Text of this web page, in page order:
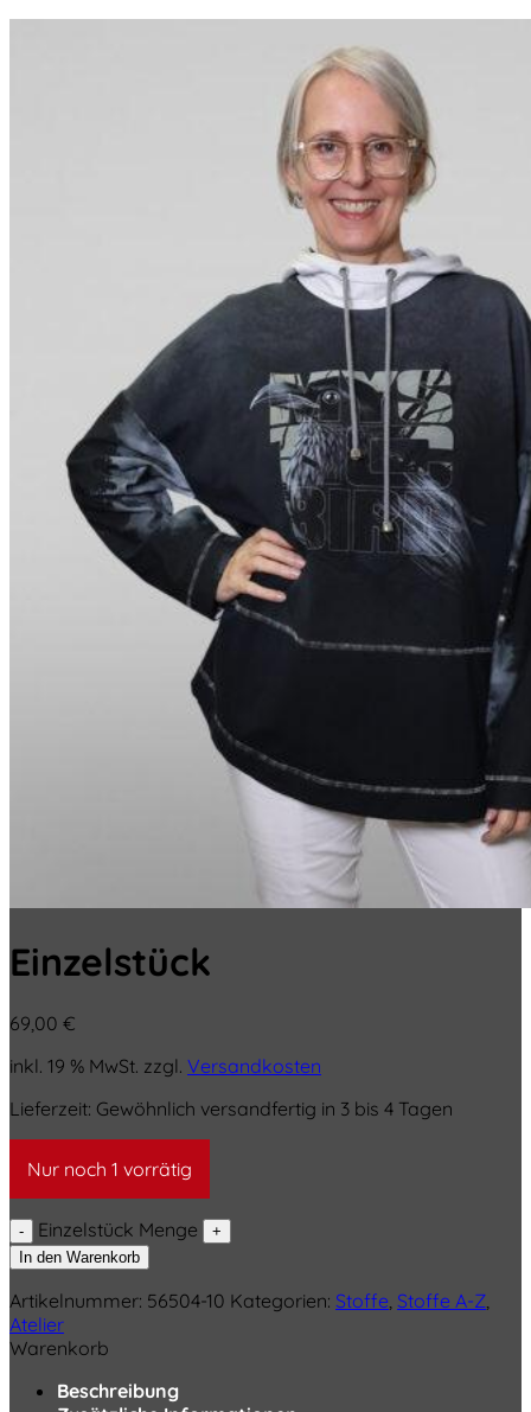
Einzelstück
69,00 €
inkl. 19 % MwSt. zzgl. Versandkosten
Lieferzeit: Gewöhnlich versandfertig in 3 bis 4 Tagen
Nur noch 1 vorrätig
Einzelstück Menge
In den Warenkorb
Artikelnummer: 56504-10 Kategorien: Stoffe Stoffe A-Z
Atelier
Warenkorb
Beschreibung